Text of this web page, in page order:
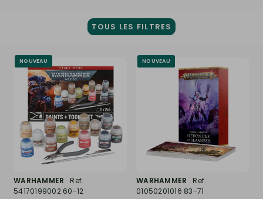
TOUS LES FILTRES
NOUVEAU
WARHAMMER
Ref.
54170199002 60-12
NOUVEAU
WARHAMMER
Ref.
01050201016 83-71